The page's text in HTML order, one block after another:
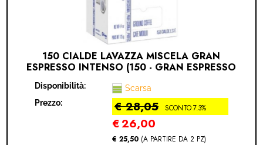
150 CIALDE LAVAZZA MISCELA GRAN
ESPRESSO INTENSO (150 - GRAN ESPRESSO
Disponibilità:
Scarsa
Prezzo:
€ 28,05 SCONTO 7.3%
€26,00
€ 25,50 (A PARTIRE DA 2 PZ)